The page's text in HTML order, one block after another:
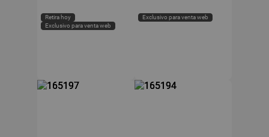
Retira hoy
Exclusivo para venta web
Exclusivo para venta web